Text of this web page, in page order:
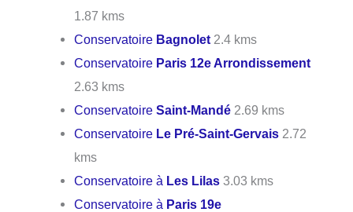
1.87 kms
Conservatoire Bagnolet 2.4 kms
Conservatoire Paris 12e Arrondissement
2.63 kms
ConservatoireSaint-Mandé 2.69 kms
Conservatoire Le Pré-Saint-Gervais 2.72
kms
Conservatoire à Les Lilas 3.03 kms
Conservatoire à Paris 19e